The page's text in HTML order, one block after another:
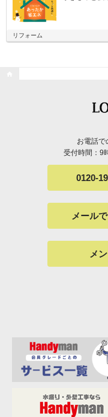
リフォーム
お電話で
受付時間：9
0120-
メール
メ